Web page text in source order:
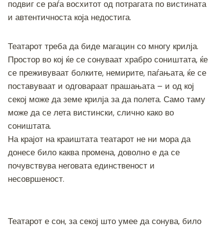
подвиг се раѓа восхитот од потрагата по вистината
и автентичноста која недостига.
Театарот треба да биде магацин со многу крилја.
Простор во кој ќе се сонуваат храбро соништата, ќе
се преживуваат болките, немирите, паѓањата, ќе се
поставуваат и одговараат прашањата – и од кој
секој може да земе крилја за да полета. Само таму
може да се лета вистински, слично како во
соништата.
На крајот на краиштата театарот не ни мора да
донесе било каква промена, доволно е да се
почувствува неговата единственост и
несовршеност.
Театарот е сон, за секој што умее да сонува, било